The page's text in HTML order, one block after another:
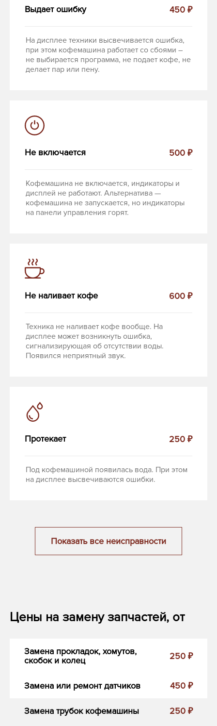
Выдает ошибку 450 ₽
На дисплее техники высвечивается ошибка,
при этом кофемашина работает со сбоями –
не выбирается программа, не подает кофе, не
делает пар или пену.
Не включается 500 ₽
Кофемашина не включается, индикаторы и
дисплей не работают. Альтернатива —
кофемашина не запускается, но индикаторы
на панели управления горят.
Не наливает кофе 600 ₽
Техника не наливает кофе вообще. На
дисплее может возникнуть ошибка,
сигнализирующая об отсутствии воды.
Появился неприятный звук.
Протекает 250 ₽
Под кофемашиной появилась вода. При этом
на дисплее высвечиваются ошибки.
Показать все неисправности
Цены на замену запчастей, от
Замена прокладок, хомутов,
скобок и колец
250 ₽
Замена или ремонт датчиков 450 ₽
Замена трубок кофемашины 250 ₽